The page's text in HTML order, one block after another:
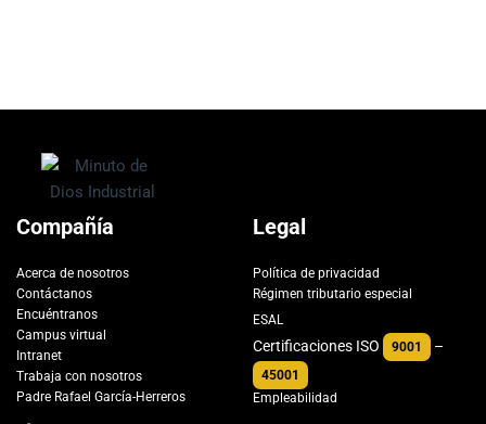
Compañía
Acerca de nosotros
Contáctanos
Encuéntranos
Campus virtual
Intranet
Trabaja con nosotros
Padre Rafael García-Herreros
Legal
Política de privacidad
Régimen tributario especial
ESAL
Certificaciones ISO 9001 –
45001
Empleabilidad